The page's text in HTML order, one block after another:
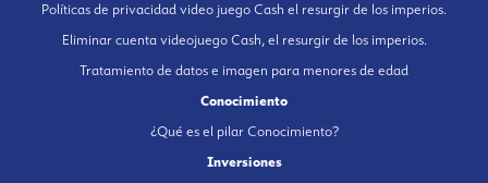
Políticas de privacidad video juego Cash el resurgir de los imperios.
Eliminar cuenta videojuego Cash, el resurgir de los imperios.
Tratamiento de datos e imagen para menores de edad
Conocimiento
¿Qué es el pilar Conocimiento?
Inversiones